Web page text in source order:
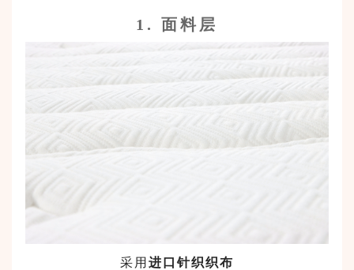
1. 面料层
采用 进口针织织布